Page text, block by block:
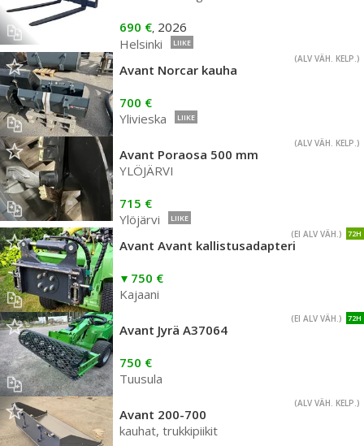
690 €, 2026
Helsinki
LIIKE
(ALV VÄH. KELP.)
Avant Norcar kauha
700 €
Ylivieska
LIIKE
(ALV VÄH. KELP.)
Avant Poraosa 500 mm
YLÖJÄRVI
715 €
Ylöjärvi
LIIKE
72H
(EI ALV VÄH.)
Avant Avant kallistusadapteri
750 €
Kajaani
72H
(EI ALV VÄH.)
Avant Jyrä A37064
750 €
Tuusula
(ALV VÄH. KELP.)
Avant 200-700
kauhat, trukkipiikit